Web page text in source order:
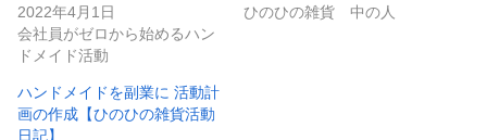
2022年4月1日
会社員がゼロから始めるハン
ドメイド活動
ひのひの雑貨 中の人
ハンドメイドを副業に 活動計
画の作成【ひのひの雑貨活動
日記】